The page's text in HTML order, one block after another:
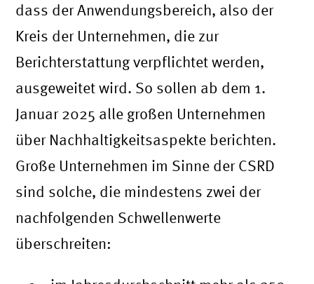
dass der Anwendungsbereich, also der
Kreis der Unternehmen, die zur
Berichterstattung verpflichtet werden,
ausgeweitet wird. So sollen ab dem 1.
Januar 2025 alle großen Unternehmen
über Nachhaltigkeitsaspekte berichten.
Große Unternehmen im Sinne der CSRD
sind solche, die mindestens zwei der
nachfolgenden Schwellenwerte
überschreiten: